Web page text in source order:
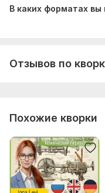
Тематика: Медицина
с Русского на
В каких форматах
Отзывов по
Похожие кворки